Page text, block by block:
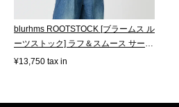
blurhms ROOTSTOCK [ブラームス ル
ーツストック] ラフ＆スムース サーマ
ル...
¥13,750 tax in